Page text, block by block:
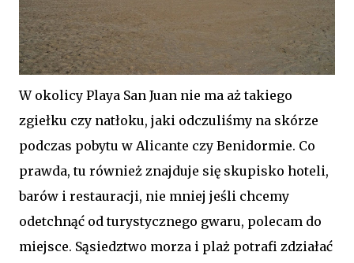
W okolicy Playa San Juan nie ma aż takiego
zgiełku czy natłoku, jaki odczuliśmy na skórze
podczas pobytu w Alicante czy Benidormie. Co
prawda, tu również znajduje się skupisko hoteli,
barów i restauracji, nie mniej jeśli chcemy
odetchnąć od turystycznego gwaru, polecam do
miejsce. Sąsiedztwo morza i plaż potrafi zdziałać